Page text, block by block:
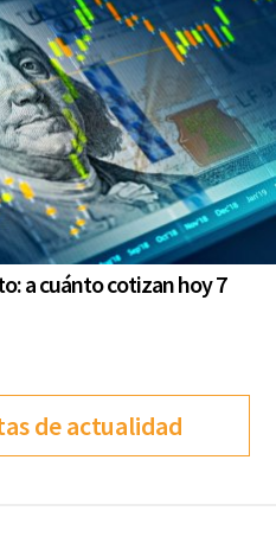
a cuánto cotizan hoy 7
de actualidad